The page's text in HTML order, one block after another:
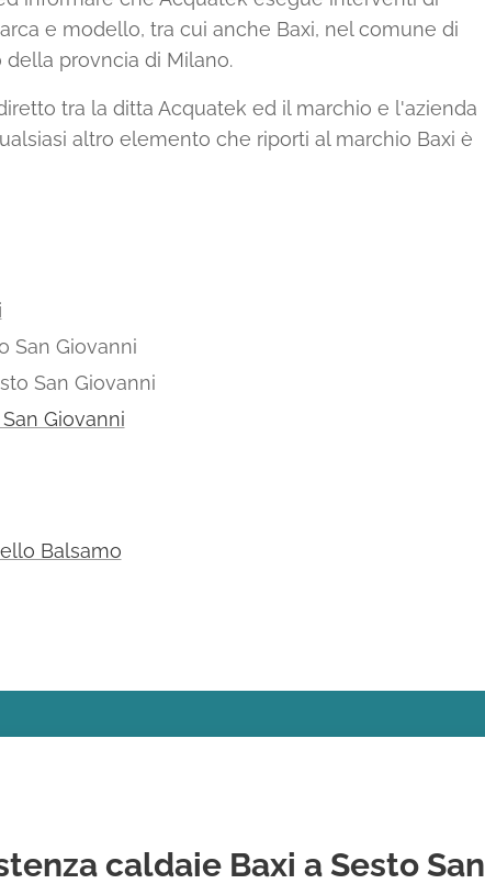
e modello, tra cui anche Baxi, nel comune di
della provncia di Milano.
tra la ditta Acquatek ed il marchio e l'azienda
altro elemento che riporti al marchio Baxi è
San Giovanni
San Giovanni
Giovanni
Balsamo
caldaie Baxi a Sesto San